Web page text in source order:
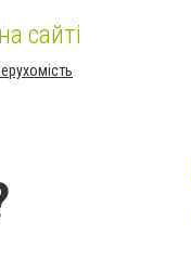
сайті